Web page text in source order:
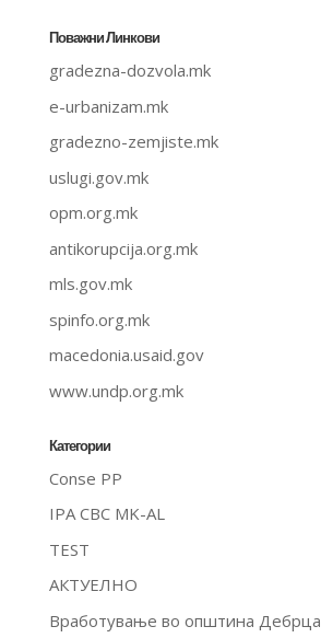
Поважни Линкови
gradezna-dozvola.mk
e-urbanizam.mk
gradezno-zemjiste.mk
uslugi.gov.mk
opm.org.mk
antikorupcija.org.mk
mls.gov.mk
spinfo.org.mk
macedonia.usaid.gov
www.undp.org.mk
Категории
Conse PP
IPA CBC MK-AL
TEST
АКТУЕЛНО
Вработување во општина Дебрца